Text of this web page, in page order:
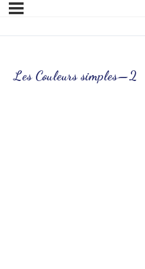
Les Couleurs simples—2